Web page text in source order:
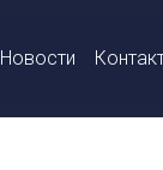
Новости